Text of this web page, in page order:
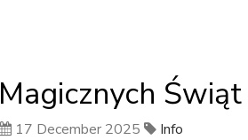
Magicznych
17 December 2025 Info